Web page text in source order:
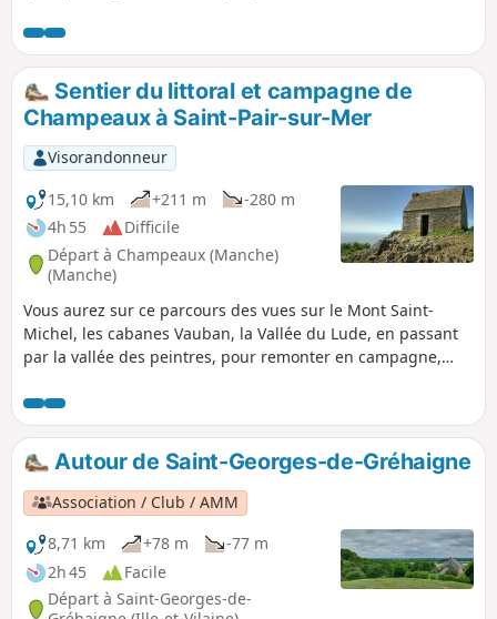
traverser les siècles avec comme voisine la
Chapelle Notre-Dame ultime étape d'un
chemin de croix à travers bois.
Sentier du littoral et campagne de
Champeaux à Saint-Pair-sur-Mer
Visorandonneur
15,10 km
+211 m
-280 m
4h 55
Difficile
Départ à Champeaux (Manche)
(Manche)
Vous aurez sur ce parcours des vues sur le Mont Saint-
Michel, les cabanes Vauban, la Vallée du Lude, en passant
par la vallée des peintres, pour remonter en campagne,
quartier de Beausoleil à Saint-Pair.
Autour de Saint-Georges-de-Gréhaigne
Association / Club / AMM
8,71 km
+78 m
-77 m
2h 45
Facile
Départ à Saint-Georges-de-